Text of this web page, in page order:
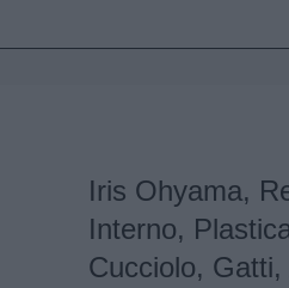
Iris Ohyama,
Interno,
Cucciolo,